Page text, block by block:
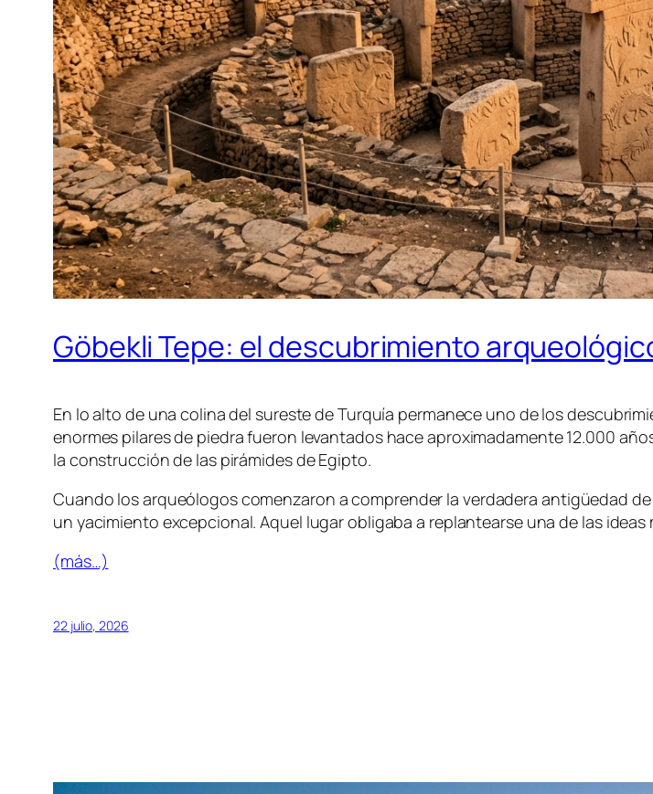
Göbekli Tepe: el descubrimiento
En lo alto de una colina del sureste de Turquía permanece uno de los
enormes pilares de piedra fueron levantados hace aproximadamente 12.000
la construcción de las pirámides de Egipto.
Cuando los arqueólogos comenzaron a comprender la verdadera antigüedad
un yacimiento excepcional. Aquel lugar obligaba a replantearse una de las
(más…)
22 julio, 2026